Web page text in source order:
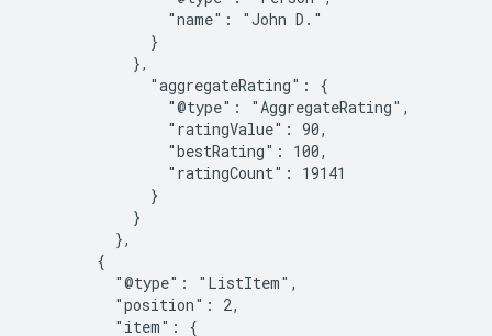
                "name": "John D."
              }
            },
              "aggregateRating": {
                "@type": "AggregateRating",
                "ratingValue": 90,
                "bestRating": 100,
                "ratingCount": 19141
              }
            }
          },
        {
          "@type": "ListItem",
          "position": 2,
          "item": {